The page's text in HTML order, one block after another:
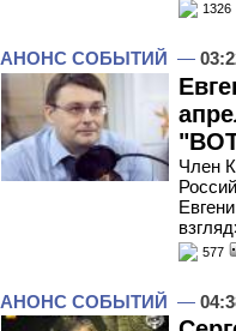
1326
АНОНС СОБЫТИЙ —
Член
577
АНОНС СОБЫТИЙ —